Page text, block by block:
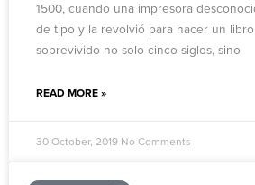
1500, cuando una impresora
de tipo y la revolvió para hacer un
sobrevivido no solo cinco siglos, sino
READ MORE »
30 October, 2019 No Comments